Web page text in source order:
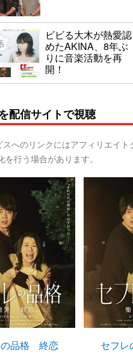
ビビる大木が熱愛認
めたAKINA、8年ぶ
りに音楽活動を再
開！
配信サイトで視聴
へのリンクにはアフィリエイ
を行う場合があります。
の品格 終恋 セフ